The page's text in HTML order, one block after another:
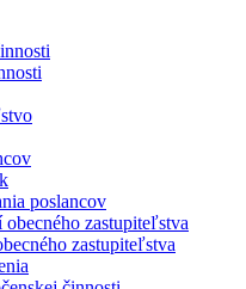
poslancov
zastupiteľstva
zastupiteľstva